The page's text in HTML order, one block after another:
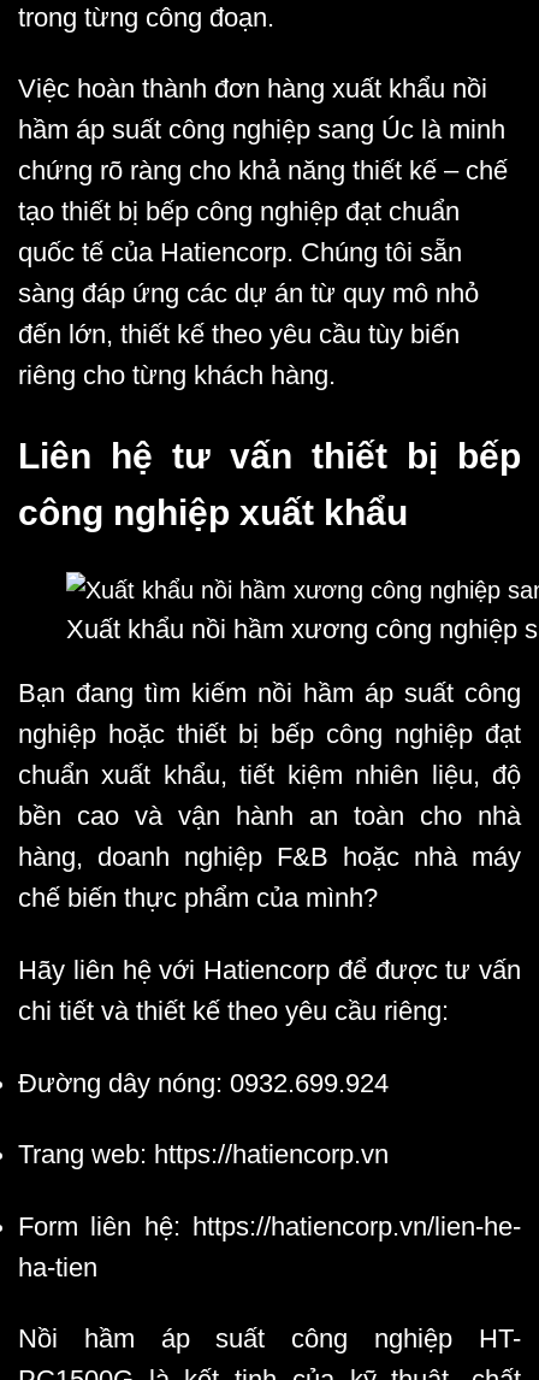
trong từng công đoạn.
Việc hoàn thành đơn hàng xuất khẩu nồi
hầm áp suất công nghiệp sang Úc là minh
chứng rõ ràng cho khả năng thiết kế – chế
tạo thiết bị bếp công nghiệp đạt chuẩn
quốc tế của Hatiencorp. Chúng tôi sẵn
sàng đáp ứng các dự án từ quy mô nhỏ
đến lớn, thiết kế theo yêu cầu tùy biến
riêng cho từng khách hàng.
Liên hệ tư vấn thiết bị bếp
công nghiệp xuất khẩu
Xuất khẩu nồi hầm xương công nghiệp
Bạn đang tìm kiếm nồi hầm áp suất công
nghiệp hoặc thiết bị bếp công nghiệp đạt
chuẩn xuất khẩu, tiết kiệm nhiên liệu, độ
bền cao và vận hành an toàn cho nhà
hàng, doanh nghiệp F&B hoặc nhà máy
chế biến thực phẩm của mình?
Hãy liên hệ với Hatiencorp để được tư vấn
chi tiết và thiết kế theo yêu cầu riêng:
Đường dây nóng: 0932.699.924
Trang web: https://hatiencorp.vn
Form liên hệ: https://hatiencorp.vn/lien-he-
ha-tien
Nồi hầm áp suất công nghiệp HT-